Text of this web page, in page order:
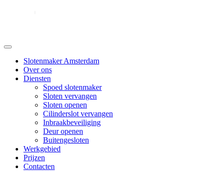
Slotenmaker Amsterdam
Over ons
Diensten
Spoed slotenmaker
Sloten vervangen
Sloten openen
Cilinderslot vervangen
Inbraakbeveiliging
Deur openen
Buitengesloten
Werkgebied
Prijzen
Contacten